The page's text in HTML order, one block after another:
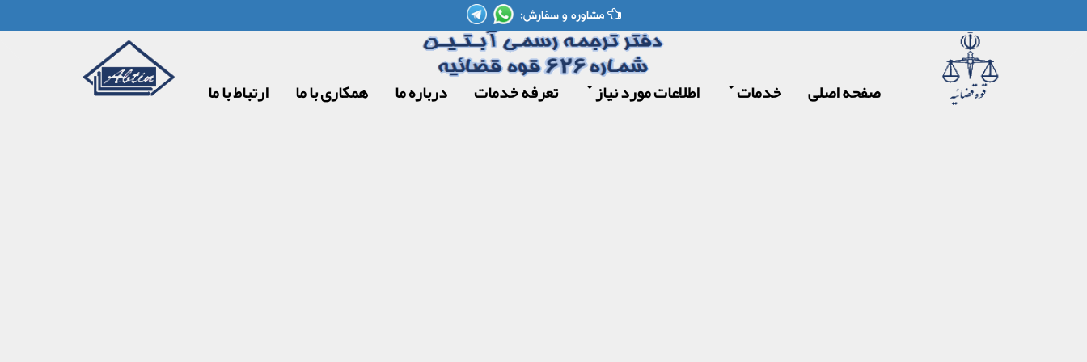
مشاوره و سفارش:
صفحه اصلی خدمات اطلاعات مورد نیاز تعرفه خدمات درباره ما همکاری با ما ارتباط با ما